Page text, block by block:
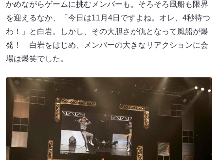
かめながらゲームに挑むメンバーも。そろそろ風船も限界
を迎えるなか、「今日は11月4日ですよね。オレ、4秒待つ
わ！」と白岩。しかし、その大胆さが仇となって風船が爆
発！ 白岩をはじめ、メンバーの大きなリアクションに会
場は爆笑でした。